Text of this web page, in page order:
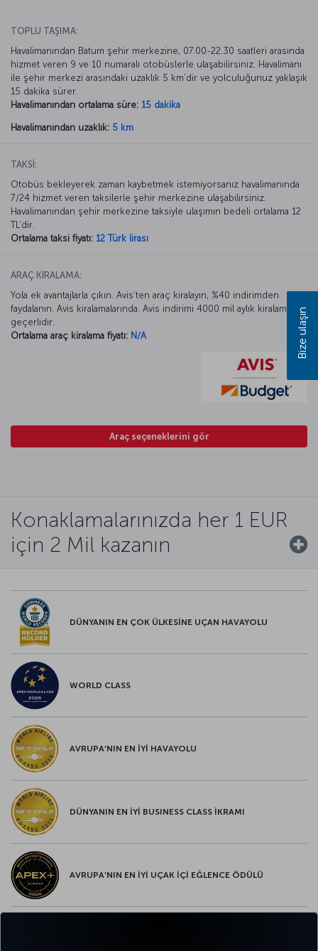
TOPLU TAŞIMA:
Havalimanından Batum şehir merkezine, 07.00-22.30 saatleri arasında
hizmet veren 9 ve 10 numaralı otobüslerle ulaşabilirsiniz. Havalimanı
ile şehir merkezi arasındaki uzaklık 5 km’dir ve yolculuğunuz yaklaşık
15 dakika sürer.
Havalimanından ortalama süre: 15 dakika
Havalimanından uzaklık: 5 km
TAKSİ:
Otobüs bekleyerek zaman kaybetmek istemiyorsanız havalimanında
7/24 hizmet veren taksilerle şehir merkezine ulaşabilirsiniz.
Havalimanından şehir merkezine taksiyle ulaşımın bedeli ortalama 12
TL’dir.
Ortalama taksi fiyatı: 12 Türk lirası
ARAÇ KİRALAMA:
Yola ek avantajlarla çıkın. Avis’ten araç kiralayın, %40 indirimden
faydalanın. Avis kiralamalarında. Avis indirimi 4000 mil aylık kiralamada
geçerlidir.
Ortalama araç kiralama fiyatı: N/A
Araç seçeneklerini gör
Konaklamalarınızda her 1 EUR
için 2 Mil kazanın
DÜNYANIN EN ÇOK ÜLKESİNE UÇAN HAVAYOLU
WORLD CLASS
AVRUPA’NIN EN İYİ HAVAYOLU
DÜNYANIN EN İYİ BUSINESS CLASS İKRAMI
AVRUPA’NIN EN İYİ UÇAK İÇİ EĞLENCE ÖDÜLÜ
Bize ulaşın